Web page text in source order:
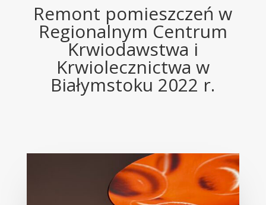
Remont pomieszczeń w
Regionalnym Centrum
Krwiodawstwa i
Krwiolecznictwa w
Białymstoku 2022 r.